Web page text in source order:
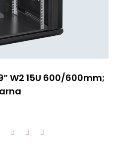
W2 15U 600/600mm;